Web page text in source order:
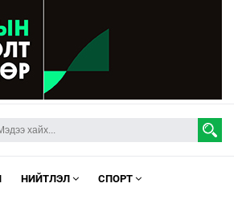
НИЙТЛЭЛ СПОРТ